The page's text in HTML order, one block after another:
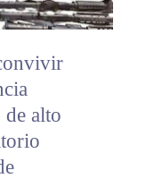
de alto